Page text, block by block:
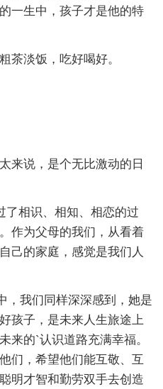
一生中，孩子才是他的特
茶淡饭，吃好喝好。
来说，是个无比激动的日
了相识、相知、相恋的过
作为父母的我们，从看着
己的家庭，感觉是我们人
，我们同样深深感到，她是
孩子，是未来人生旅途上
来的`认识道路充满幸福。
们，希望他们能互敬、互
明才智和勤劳双手去创造